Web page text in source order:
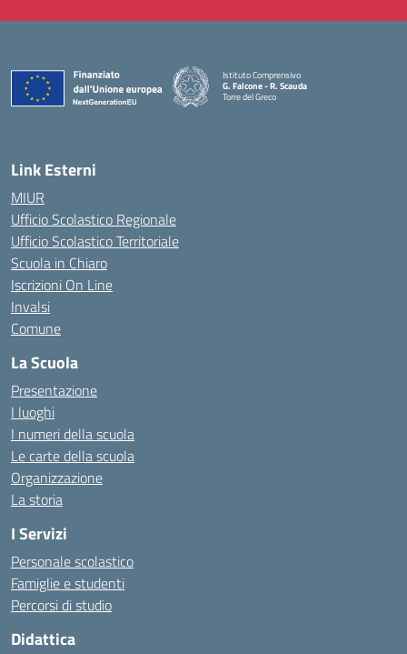
Istituto Comprensivo
G. Falcone - R. Scauda
Torre del Greco
Link Esterni
MIUR
Ufficio Scolastico Regionale
Ufficio Scolastico Territoriale
Scuola in Chiaro
Iscrizioni On Line
Invalsi
Comune
La Scuola
Presentazione
I luoghi
I numeri della scuola
Le carte della scuola
Organizzazione
La storia
I Servizi
Personale scolastico
Famiglie e studenti
Percorsi di studio
Didattica